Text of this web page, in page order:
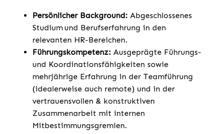
Persönlicher Background: Abgeschlossenes
Studium und Berufserfahrung in den
relevanten HR-Bereichen.
Führungskompetenz: Ausgeprägte Führungs-
und Koordinationsfähigkeiten sowie
mehrjährige Erfahrung in der Teamführung
(idealerweise auch remote) und in der
vertrauensvollen & konstruktiven
Zusammenarbeit mit internen
Mitbestimmungsgremien.